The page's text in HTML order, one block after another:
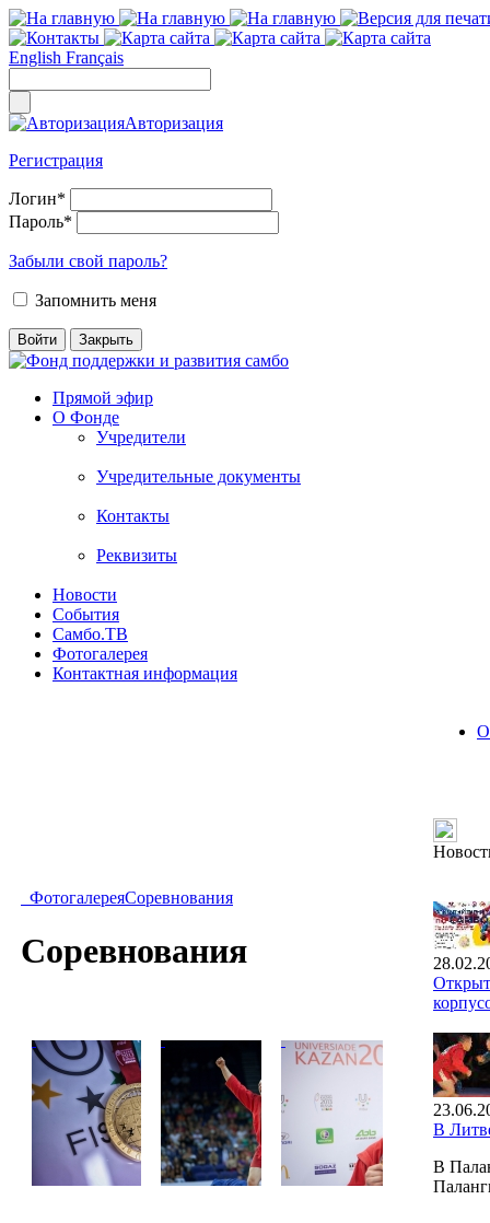
English Français
Авторизация
Регистрация
Логин*
Пароль*
Забыли свой пароль?
Запомнить меня
Прямой эфир
О Фонде
Учредители
Учредительные документы
Контакты
Реквизиты
Новости
События
Самбо.ТВ
Фотогалерея
Контактная информация
ФотогалереяСоревнования
Соревнования
В
В